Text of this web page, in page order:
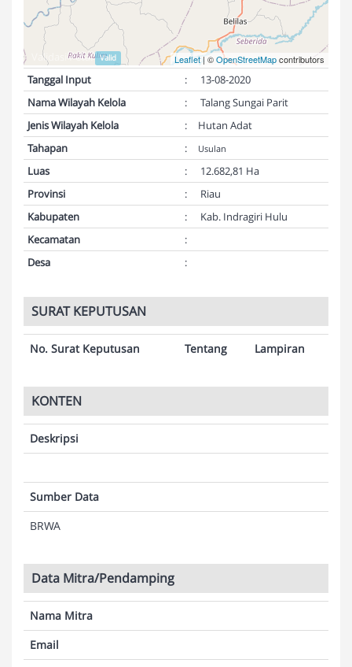
Leaflet | ©OpenStreetMapcontributors
Validasi Peta: Valid
Tanggal Input :
13-08-2020
Nama Wilayah Kelola
:
Talang Sungai Parit
Jenis Wilayah Kelola
:
Hutan Adat
Tahapan
: Usulan
Luas :
12.682,81 Ha
Provinsi
:
Riau
Kabupaten
:
Kab. Indragiri Hulu
Kecamatan
:
Desa
:
SURAT KEPUTUSAN
No. Surat Keputusan Tentang Lampiran
KONTEN
Deskripsi
Sumber Data
BRWA
Data Mitra/Pendamping
Nama Mitra
Email